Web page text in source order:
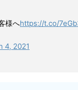
様へhttps://t.co/
4, 2021